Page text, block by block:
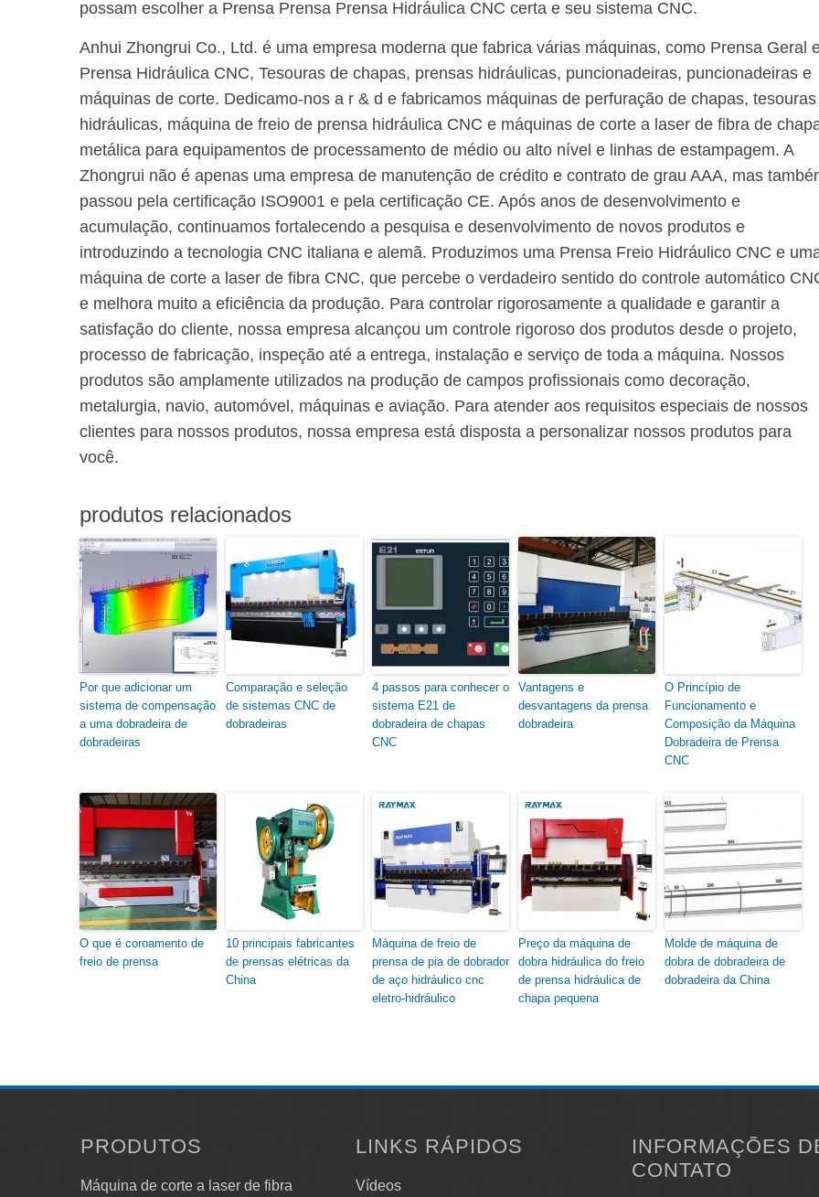
possam escolher a Prensa Prensa Prensa Hidráulica CNC certa e seu sistema CNC.
Anhui Zhongrui Co., Ltd. é uma empresa moderna que fabrica várias máquinas, como Prensa Geral
Prensa Hidráulica CNC, Tesouras de chapas, prensas hidráulicas, puncionadeiras, puncionadeiras e
máquinas de corte. Dedicamo-nos a r & d e fabricamos máquinas de perfuração de chapas, tesouras
hidráulicas, máquina de freio de prensa hidráulica CNC e máquinas de corte a laser de fibra de
metálica para equipamentos de processamento de médio ou alto nível e linhas de estampagem. A
Zhongrui não é apenas uma empresa de manutenção de crédito e contrato de grau AAA, mas
passou pela certificação ISO9001 e pela certificação CE. Após anos de desenvolvimento e
acumulação, continuamos fortalecendo a pesquisa e desenvolvimento de novos produtos e
introduzindo a tecnologia CNC italiana e alemã. Produzimos uma Prensa Freio Hidráulico CNC e
máquina de corte a laser de fibra CNC, que percebe o verdadeiro sentido do controle automático
e melhora muito a eficiência da produção. Para controlar rigorosamente a qualidade e garantir a
satisfação do cliente, nossa empresa alcançou um controle rigoroso dos produtos desde o projeto,
processo de fabricação, inspeção até a entrega, instalação e serviço de toda a máquina. Nossos
produtos são amplamente utilizados na produção de campos profissionais como decoração,
metalurgia, navio, automóvel, máquinas e aviação. Para atender aos requisitos especiais de nossos
clientes para nossos produtos, nossa empresa está disposta a personalizar nossos produtos para
você.
produtos relacionados
Por que adicionar um
sistema de compensação
a uma dobradeira de
dobradeiras
Comparação e seleção
de sistemas CNC de
dobradeiras
4 passos para conhecer o
sistema E21 de
dobradeira de chapas
CNC
Vantagens e
desvantagens da prensa
dobradeira
O Princípio de
Funcionamento e
Composição da Máquina
Dobradeira de Prensa
CNC
O que é coroamento de
freio de prensa
10 principais fabricantes
de prensas elétricas da
China
Máquina de freio de
prensa de pia de dobrador
de aço hidráulico cnc
eletro-hidráulico
Preço da máquina de
dobra hidráulica do freio
de prensa hidráulica de
chapa pequena
Molde de máquina de
dobra de dobradeira de
dobradeira da China
PRODUTOS
Máquina de corte a laser de fibra
LINKS RÁPIDOS
Vídeos
INFORMAÇÕES
CONTATO